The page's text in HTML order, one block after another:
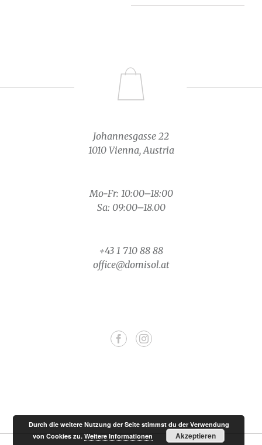
Johannesgasse 22
1010 Vienna, Austria
Mo-Fr: 10:00–18:00
Sa: 09:00–18.00
+43 1 710 88 88
office@domisol.at
Durch die weitere Nutzung der Seite stimmst du der Verwendung
von Cookies zu.Weitere Informationen Akzeptieren